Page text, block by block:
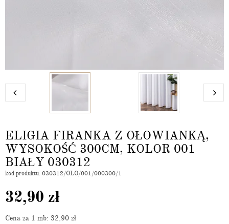
ELIGIA FIRANKA Z OŁOWIANKĄ,
WYSOKOŚĆ 300CM, KOLOR 001
BIAŁY 030312
kod produktu: 030312/OLO/001/000300/1
32,90 zł
Cena za 1 mb: 32,90 zł